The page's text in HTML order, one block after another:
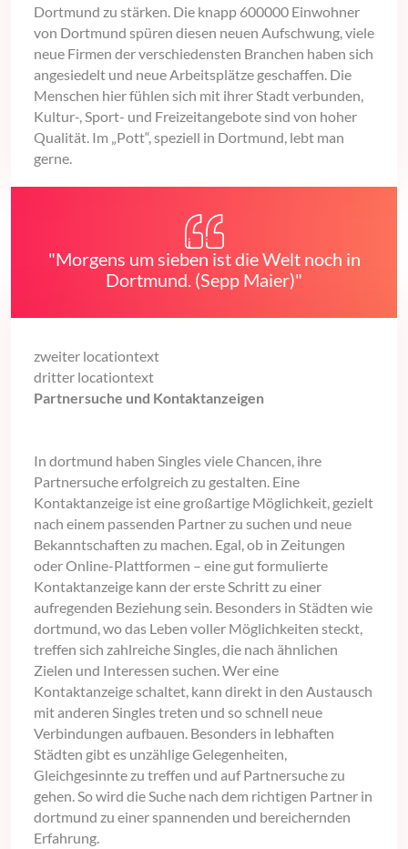
Dortmund zu stärken. Die knapp 600000 Einwohner
von Dortmund spüren diesen neuen Aufschwung, viele
neue Firmen der verschiedensten Branchen haben sich
angesiedelt und neue Arbeitsplätze geschaffen. Die
Menschen hier fühlen sich mit ihrer Stadt verbunden,
Kultur-, Sport- und Freizeitangebote sind von hoher
Qualität. Im „Pott“, speziell in Dortmund, lebt man
gerne.
"Morgens um sieben ist die Welt noch in
Dortmund. (Sepp Maier)"
zweiter locationtext
dritter locationtext
Partnersuche und Kontaktanzeigen
In dortmund haben Singles viele Chancen, ihre
Partnersuche erfolgreich zu gestalten. Eine
Kontaktanzeige ist eine großartige Möglichkeit, gezielt
nach einem passenden Partner zu suchen und neue
Bekanntschaften zu machen. Egal, ob in Zeitungen
oder Online-Plattformen – eine gut formulierte
Kontaktanzeige kann der erste Schritt zu einer
aufregenden Beziehung sein. Besonders in Städten wie
dortmund, wo das Leben voller Möglichkeiten steckt,
treffen sich zahlreiche Singles, die nach ähnlichen
Zielen und Interessen suchen. Wer eine
Kontaktanzeige schaltet, kann direkt in den Austausch
mit anderen Singles treten und so schnell neue
Verbindungen aufbauen. Besonders in lebhaften
Städten gibt es unzählige Gelegenheiten,
Gleichgesinnte zu treffen und auf Partnersuche zu
gehen. So wird die Suche nach dem richtigen Partner in
dortmund zu einer spannenden und bereichernden
Erfahrung.